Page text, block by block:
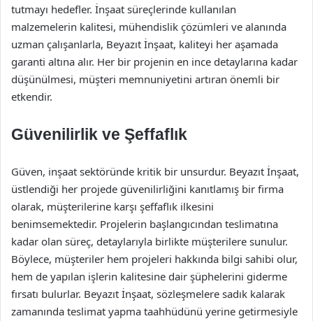
tutmayı hedefler. İnşaat süreçlerinde kullanılan
malzemelerin kalitesi, mühendislik çözümleri ve alanında
uzman çalışanlarla, Beyazıt İnşaat, kaliteyi her aşamada
garanti altına alır. Her bir projenin en ince detaylarına kadar
düşünülmesi, müşteri memnuniyetini artıran önemli bir
etkendir.
Güvenilirlik ve Şeffaflık
Güven, inşaat sektöründe kritik bir unsurdur. Beyazıt İnşaat,
üstlendiği her projede güvenilirliğini kanıtlamış bir firma
olarak, müşterilerine karşı şeffaflık ilkesini
benimsemektedir. Projelerin başlangıcından teslimatına
kadar olan süreç, detaylarıyla birlikte müşterilere sunulur.
Böylece, müşteriler hem projeleri hakkında bilgi sahibi olur,
hem de yapılan işlerin kalitesine dair şüphelerini giderme
fırsatı bulurlar. Beyazıt İnşaat, sözleşmelere sadık kalarak
zamanında teslimat yapma taahhüdünü yerine getirmesiyle